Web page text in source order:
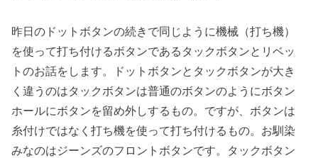
昨日のドットボタンの続きで同じように機械（打ち機）
を使って打ち付けるボタンであるタックボタンとリベッ
トのお話をします。ドットボタンとタックボタンが大き
く違うのはタックボタンは普通のボタンのようにボタン
ホールにボタンを留め外しするもの。ですが、ボタンは
糸付けではなく打ち機を使って打ち付けるもの。お馴染
みなのはジーンズのフロントボタンです。タックボタン